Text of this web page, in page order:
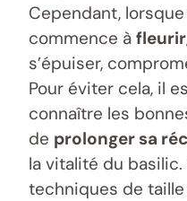
Cependant,
commence à fleurir
s’épuiser,
Pour éviter cela, il
connaître les
de prolonger sa
la vitalité du
techniques de